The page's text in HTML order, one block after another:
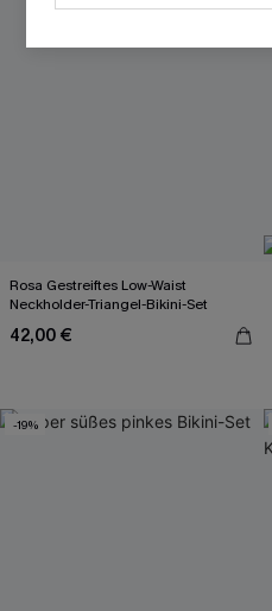
Rosa Gestreiftes Low-Waist
Neckholder-Triangel-Bikini-Set
42,00 €
-19%